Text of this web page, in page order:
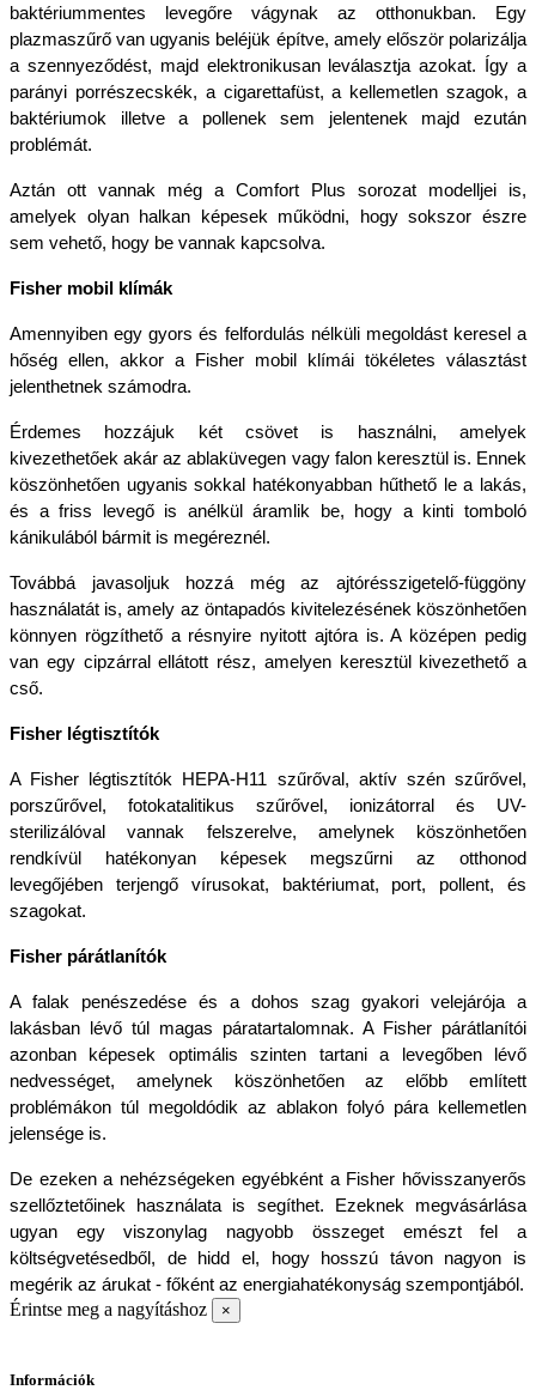
baktériummentes levegőre vágynak az otthonukban. Egy
plazmaszűrő van ugyanis beléjük építve, amely először polarizálja
a szennyeződést, majd elektronikusan leválasztja azokat. Így a
parányi porrészecskék, a cigarettafüst, a kellemetlen szagok, a
baktériumok illetve a pollenek sem jelentenek majd ezután
problémát.
Aztán ott vannak még a Comfort Plus sorozat modelljei is,
amelyek olyan halkan képesek működni, hogy sokszor észre
sem vehető, hogy be vannak kapcsolva.
Fisher mobil klímák
Amennyiben egy gyors és felfordulás nélküli megoldást keresel a
hőség ellen, akkor a Fisher mobil klímái tökéletes választást
jelenthetnek számodra.
Érdemes hozzájuk két csövet is használni, amelyek
kivezethetőek akár az ablaküvegen vagy falon keresztül is. Ennek
köszönhetően ugyanis sokkal hatékonyabban hűthető le a lakás,
és a friss levegő is anélkül áramlik be, hogy a kinti tomboló
kánikulából bármit is megéreznél.
Továbbá javasoljuk hozzá még az ajtórésszigetelő-függöny
használatát is, amely az öntapadós kivitelezésének köszönhetően
könnyen rögzíthető a résnyire nyitott ajtóra is. A középen pedig
van egy cipzárral ellátott rész, amelyen keresztül kivezethető a
cső.
Fisher légtisztítók
A Fisher légtisztítók HEPA-H11 szűrőval, aktív szén szűrővel,
porszűrővel, fotokatalitikus szűrővel, ionizátorral és UV-
sterilizálóval vannak felszerelve, amelynek köszönhetően
rendkívül hatékonyan képesek megszűrni az otthonod
levegőjében terjengő vírusokat, baktériumat, port, pollent, és
szagokat.
Fisher párátlanítók
A falak penészedése és a dohos szag gyakori velejárója a
lakásban lévő túl magas páratartalomnak. A Fisher párátlanítói
azonban képesek optimális szinten tartani a levegőben lévő
nedvességet, amelynek köszönhetően az előbb említett
problémákon túl megoldódik az ablakon folyó pára kellemetlen
jelensége is.
De ezeken a nehézségeken egyébként a Fisher hővisszanyerős
szellőztetőinek használata is segíthet. Ezeknek megvásárlása
ugyan egy viszonylag nagyobb összeget emészt fel a
költségvetésedből, de hidd el, hogy hosszú távon nagyon is
megérik az árukat - főként az energiahatékonyság szempontjából.
Érintse meg a nagyításhoz ×
Információk